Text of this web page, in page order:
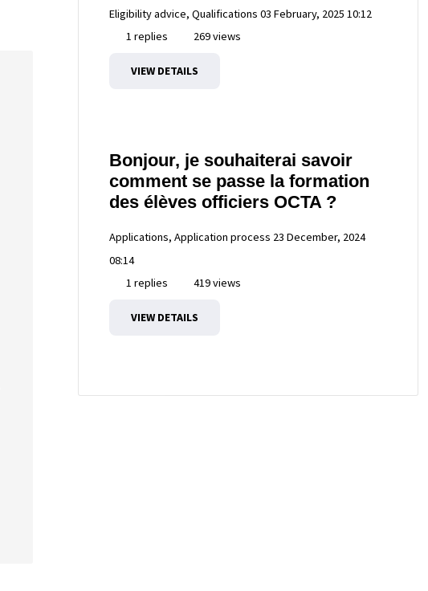
Eligibility advice, Qualifications 03 February, 2025 10:12
1 replies
269 views
VIEW DETAILS
Bonjour, je souhaiterai savoir
comment se passe la formation
des élèves officiers OCTA ?
Applications, Application process 23 December, 2024
08:14
1 replies
419 views
VIEW DETAILS